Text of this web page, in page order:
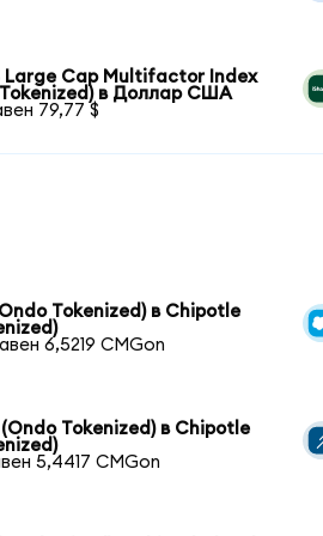
Large Cap Multifactor Index
Tokenized) в Доллар США
79,77 $
Tokenized) в Chipotle
6,5219 CMGon
Tokenized) в Chipotle
5,4417 CMGon